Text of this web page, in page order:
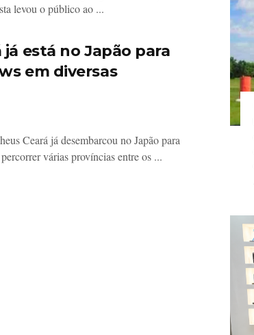
levou o público ao ...
já está no Japão para
em diversas
Ceará já desembarcou no Japão para
várias províncias entre os ...